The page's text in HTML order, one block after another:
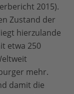
2015).
Zustand der
hierzulande
etwa 250
mehr.
damit die